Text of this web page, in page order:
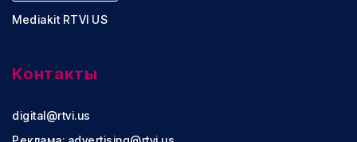
Mediakit RTVI US
Контакты
digital@rtvi.us